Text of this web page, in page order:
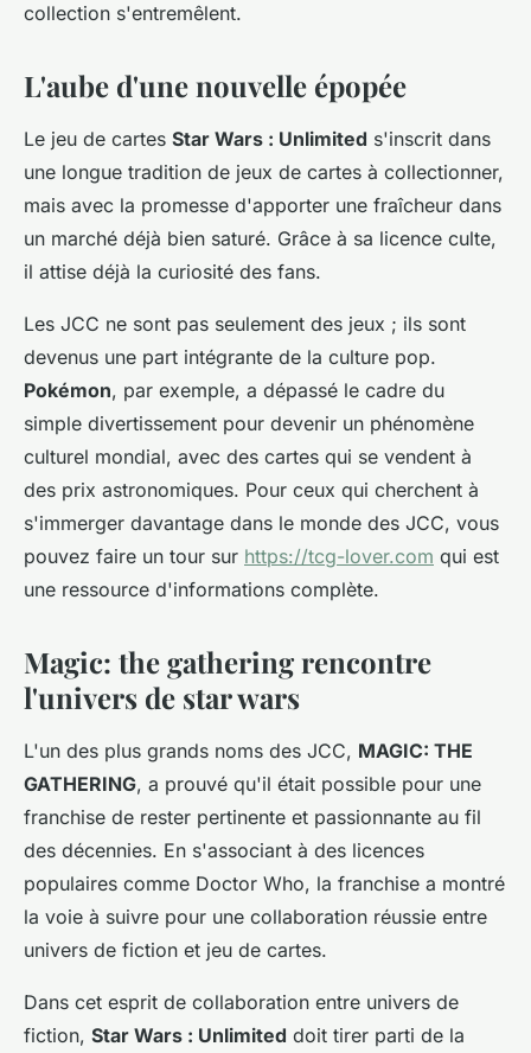
collection s'entremêlent.
L'aube d'une nouvelle épopée
Le jeu de cartes Star Wars : Unlimited s'inscrit dans
une longue tradition de jeux de cartes à collectionner,
mais avec la promesse d'apporter une fraîcheur dans
un marché déjà bien saturé. Grâce à sa licence culte,
il attise déjà la curiosité des fans.
Les JCC ne sont pas seulement des jeux ; ils sont
devenus une part intégrante de la culture pop.
Pokémon, par exemple, a dépassé le cadre du
simple divertissement pour devenir un phénomène
culturel mondial, avec des cartes qui se vendent à
des prix astronomiques. Pour ceux qui cherchent à
s'immerger davantage dans le monde des JCC, vous
pouvez faire un tour sur https://tcg-lover.com qui est
une ressource d'informations complète.
Magic: the gathering rencontre
l'univers de star wars
L'un des plus grands noms des JCC, MAGIC: THE
GATHERING, a prouvé qu'il était possible pour une
franchise de rester pertinente et passionnante au fil
des décennies. En s'associant à des licences
populaires comme Doctor Who, la franchise a montré
la voie à suivre pour une collaboration réussie entre
univers de fiction et jeu de cartes.
Dans cet esprit de collaboration entre univers de
fiction, Star Wars : Unlimited doit tirer parti de la